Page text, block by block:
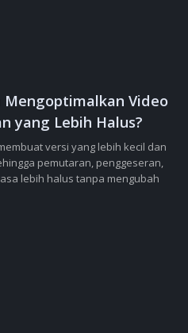
Mengoptimalkan Video
yang Lebih Halus?
versi yang lebih kecil dan
pemutaran, penggeseran,
lebih halus tanpa mengubah